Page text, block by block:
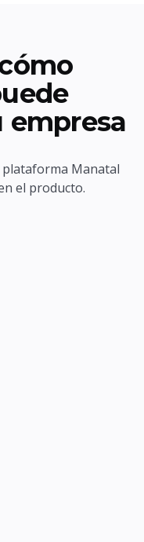
empresa
plataforma Manatal
el producto.